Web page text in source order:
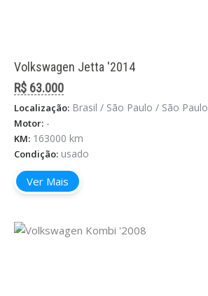
Volkswagen Jetta '2014
R$ 63.000
Localização: Brasil / São Paulo / São Paulo
Motor: -
KM: 163000 km
Condição: usado
Ver Mais